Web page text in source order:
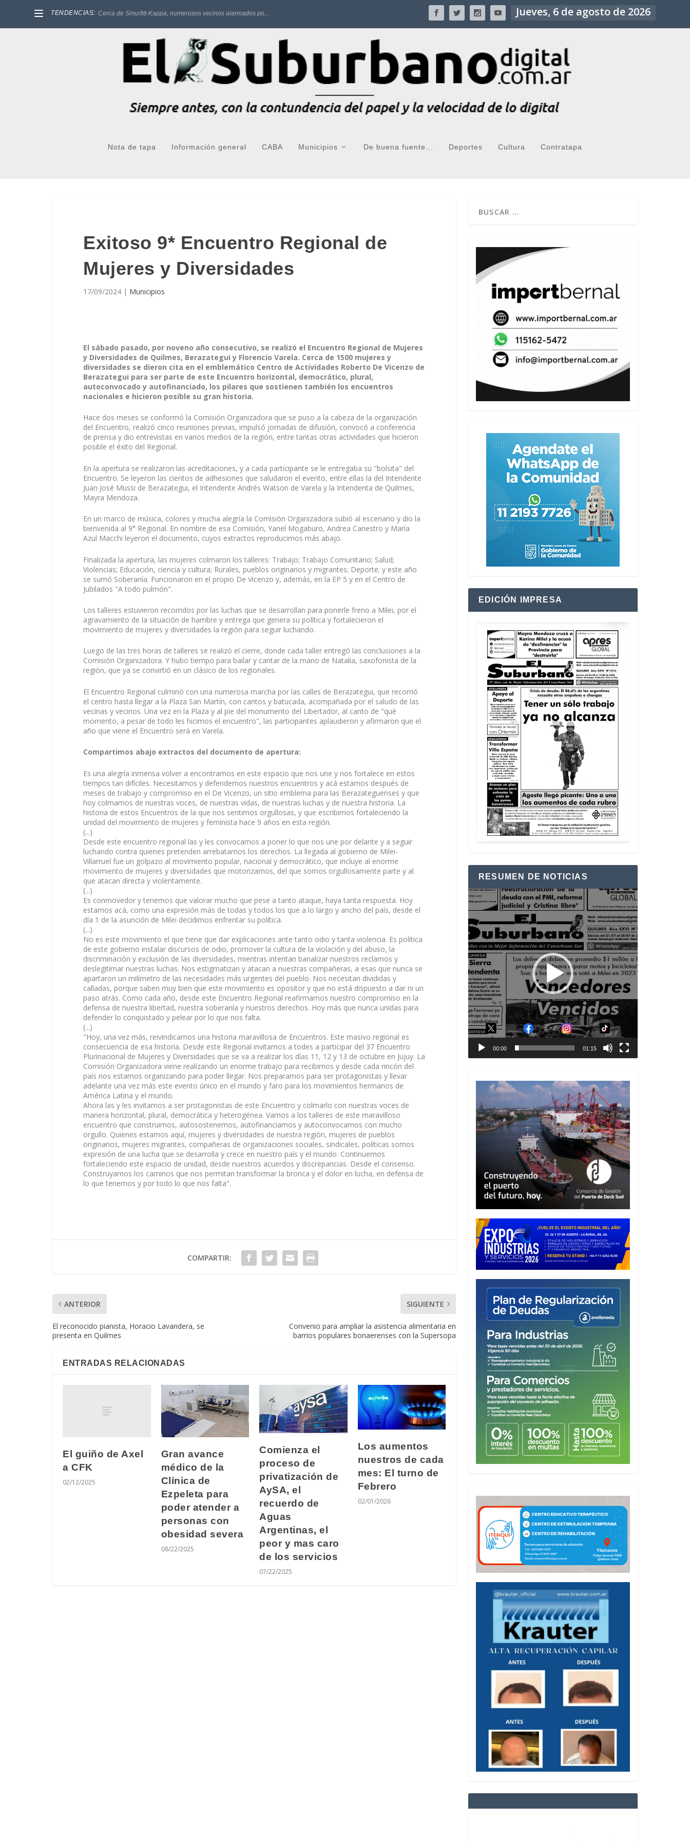
TENDENCIAS: Cerca de Smurfitt-Kappa, numerosos vecinos alarmados po... Jueves, 6 de agosto de 2026
Nota de tapa Información general CABA Municipios De buena fuente... Deportes Cultura Contratapa
Exitoso 9* Encuentro Regional de
Mujeres y Diversidades
17/09/2024 | Municipios
El sábado pasado, por noveno año consecutivo, se realizó el Encuentro Regional de Mujeres
y Diversidades de Quilmes, Berazategui y Florencio Varela. Cerca de 1500 mujeres y
diversidades se dieron cita en el emblemático Centro de Actividades Roberto De Vicenzo de
Berazategui para ser parte de este Encuentro horizontal, democrático, plural,
autoconvocado y autofinanciado, los pilares que sostienen también los encuentros
nacionales e hicieron posible su gran historia.
Hace dos meses se conformó la Comisión Organizadora que se puso a la cabeza de la organización
del Encuentro, realizó cinco reuniones previas, impulsó jornadas de difusión, convocó a conferencia
de prensa y dio entrevistas en varios medios de la región, entre tantas otras actividades que hicieron
posible el éxito del Regional.
En la apertura se realizaron las acreditaciones, y a cada participante se le entregaba su "bolsita" del
Encuentro. Se leyeron las cientos de adhesiones que saludaron el evento, entre ellas la del Intendente
Juan José Mussi de Berazategui, el Intendente Andrés Watson de Varela y la Intendenta de Quilmes,
Mayra Mendoza.
En un marco de música, colores y mucha alegría la Comisión Organizadora subió al escenario y dio la
bienvenida al 9° Regional. En nombre de esa Comisión, Yanel Mogaburo, Andrea Canestro y María
Azul Macchi leyeron el documento, cuyos extractos reproducimos más abajo.
Finalizada la apertura, las mujeres colmaron los talleres: Trabajo; Trabajo Comunitario; Salud;
Violencias; Educación, ciencia y cultura; Rurales, pueblos originarios y migrantes; Deporte; y este año
se sumó Soberanía. Funcionaron en el propio De Vicenzo y, además, en la EP 5 y en el Centro de
Jubilados "A todo pulmón".
Los talleres estuvieron recorridos por las luchas que se desarrollan para ponerle freno a Milei, por el
agravamiento de la situación de hambre y entrega que genera su política y fortalecieron el
movimiento de mujeres y diversidades la región para seguir luchando.
Luego de las tres horas de talleres se realizó el cierre, donde cada taller entregó las conclusiones a la
Comisión Organizadora. Y hubo tiempo para bailar y cantar de la mano de Natalia, saxofonista de la
región, que ya se convirtió en un clásico de los regionales.
El Encuentro Regional culminó con una numerosa marcha por las calles de Berazategui, que recorrió
el centro hasta llegar a la Plaza San Martín, con cantos y batucada, acompañada por el saludo de las
vecinas y vecinos. Una vez en la Plaza y al pie del monumento del Libertador, al canto de "qué
momento, a pesar de todo les hicimos el encuentro", las participantes aplaudieron y afirmaron que el
año que viene el Encuentro será en Varela.
Compartimos abajo extractos del documento de apertura:
Es una alegría inmensa volver a encontrarnos en este espacio que nos une y nos fortalece en estos
tiempos tan difíciles. Necesitamos y defendemos nuestros encuentros y acá estamos después de
meses de trabajo y compromiso en el De Vicenzo, un sitio emblema para las Berazateguenses y que
hoy colmamos de nuestras voces, de nuestras vidas, de nuestras luchas y de nuestra historia. La
historia de estos Encuentros de la que nos sentimos orgullosas, y que escribimos fortaleciendo la
unidad del movimiento de mujeres y feminista hace 9 años en esta región.
(...)
Desde este encuentro regional las y les convocamos a poner lo que nos une por delante y a seguir
luchando contra quienes pretenden arrebatarnos los derechos. La llegada al gobierno de Milei-
Villarruel fue un golpazo al movimiento popular, nacional y democrático, que incluye al enorme
movimiento de mujeres y diversidades que motorizamos, del que somos orgullosamente parte y al
que atacan directa y violentamente.
(...)
Es conmovedor y tenemos que valorar mucho que pese a tanto ataque, haya tanta respuesta. Hoy
estamos acá, como una expresión más de todas y todos los que a lo largo y ancho del país, desde el
día 1 de la asunción de Milei decidimos enfrentar su política.
(...)
No es este movimiento el que tiene que dar explicaciones ante tanto odio y tanta violencia. Es política
de este gobierno instalar discursos de odio, promover la cultura de la violación y del abuso, la
discriminación y exclusión de las diversidades, mientras intentan banalizar nuestros reclamos y
deslegitimar nuestras luchas. Nos estigmatizan y atacan a nuestras compañeras, a esas que nunca se
apartaron un milímetro de las necesidades más urgentes del pueblo. Nos necesitan divididas y
calladas, porque saben muy bien que este movimiento es opositor y que no está dispuesto a dar ni un
paso atrás. Como cada año, desde este Encuentro Regional reafirmamos nuestro compromiso en la
defensa de nuestra libertad, nuestra soberanía y nuestros derechos. Hoy más que nunca unidas para
defender lo conquistado y pelear por lo que nos falta.
(...)
"Hoy, una vez más, reivindicamos una historia maravillosa de Encuentros. Este masivo regional es
consecuencia de esa historia. Desde este Regional invitamos a todes a participar del 37 Encuentro
Plurinacional de Mujeres y Diversidades que se va a realizar los días 11, 12 y 13 de octubre en Jujuy. La
Comisión Organizadora viene realizando un enorme trabajo para recibirnos y desde cada rincón del
país nos estamos organizando para poder llegar. Nos preparamos para ser protagonistas y llevar
adelante una vez más este evento único en el mundo y faro para los movimientos hermanos de
América Latina y el mundo.
Ahora las y les invitamos a ser protagonistas de este Encuentro y colmarlo con nuestras voces de
manera horizontal, plural, democrática y heterogénea. Vamos a los talleres de este maravilloso
encuentro que construimos, autosostenemos, autofinanciamos y autoconvocamos con mucho
orgullo. Quienes estamos aquí, mujeres y diversidades de nuestra región, mujeres de pueblos
originarios, mujeres migrantes, compañeras de organizaciones sociales, sindicales, políticas somos
expresión de una lucha que se desarrolla y crece en nuestro país y el mundo. Continuemos
fortaleciendo este espacio de unidad, desde nuestros acuerdos y discrepancias. Desde el consenso.
Construyamos los caminos que nos permitan transformar la bronca y el dolor en lucha, en defensa de
lo que tenemos y por todo lo que nos falta".
COMPARTIR:
ANTERIOR
El reconocido pianista, Horacio Lavandera, se
presenta en Quilmes
SIGUIENTE
Convenio para ampliar la asistencia alimentaria en
barrios populares bonaerenses con la Supersopa
ENTRADAS RELACIONADAS
El guiño de Axel
a CFK
02/12/2025
Gran avance
médico de la
Clínica de
Ezpeleta para
poder atender a
personas con
obesidad severa
08/22/2025
Comienza el
proceso de
privatización de
AySA, el
recuerdo de
Aguas
Argentinas, el
peor y mas caro
de los servicios
07/22/2025
Los aumentos
nuestros de cada
mes: El turno de
Febrero
02/01/2026
EDICIÓN IMPRESA
RESUMEN DE NOTICIAS
Reproductor
de
vídeo
00:00 01:15